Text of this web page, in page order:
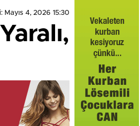
Mayıs 4, 2026 15:30